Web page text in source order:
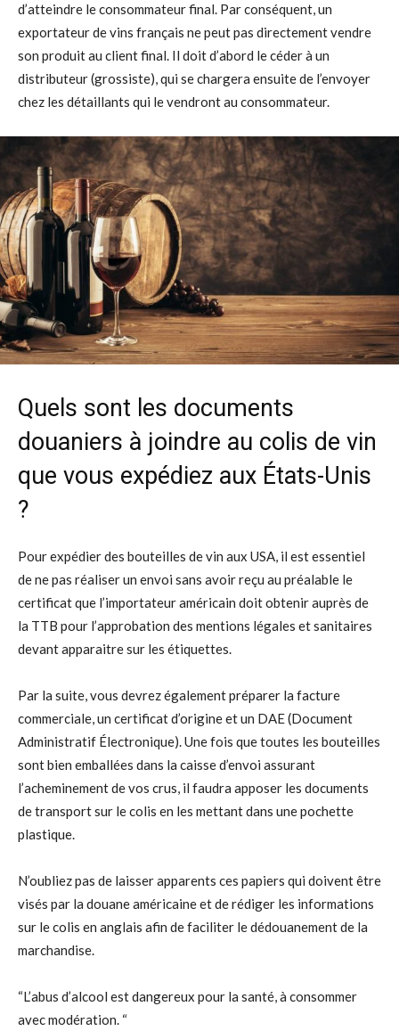
d’atteindre le consommateur final. Par conséquent, un
exportateur de vins français ne peut pas directement vendre
son produit au client final. Il doit d’abord le céder à un
distributeur (grossiste), qui se chargera ensuite de l’envoyer
chez les détaillants qui le vendront au consommateur.
Quels sont les documents
douaniers à joindre au colis de vin
que vous expédiez aux États-Unis
?
Pour expédier des bouteilles de vin aux USA, il est essentiel
de ne pas réaliser un envoi sans avoir reçu au préalable le
certificat que l’importateur américain doit obtenir auprès de
la TTB pour l’approbation des mentions légales et sanitaires
devant apparaitre sur les étiquettes.
Par la suite, vous devrez également préparer la facture
commerciale, un certificat d’origine et un DAE (Document
Administratif Électronique). Une fois que toutes les bouteilles
sont bien emballées dans la caisse d’envoi assurant
l’acheminement de vos crus, il faudra apposer les documents
de transport sur le colis en les mettant dans une pochette
plastique.
N’oubliez pas de laisser apparents ces papiers qui doivent être
visés par la douane américaine et de rédiger les informations
sur le colis en anglais afin de faciliter le dédouanement de la
marchandise.
“L’abus d’alcool est dangereux pour la santé, à consommer
avec modération. “